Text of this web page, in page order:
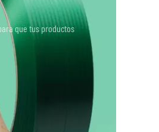
que tus productos